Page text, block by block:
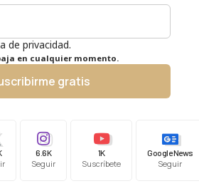
de privacidad.
en cualquier momento.
gratis
6.6K
Seguir
1K
Suscríbete
Google News
Seguir